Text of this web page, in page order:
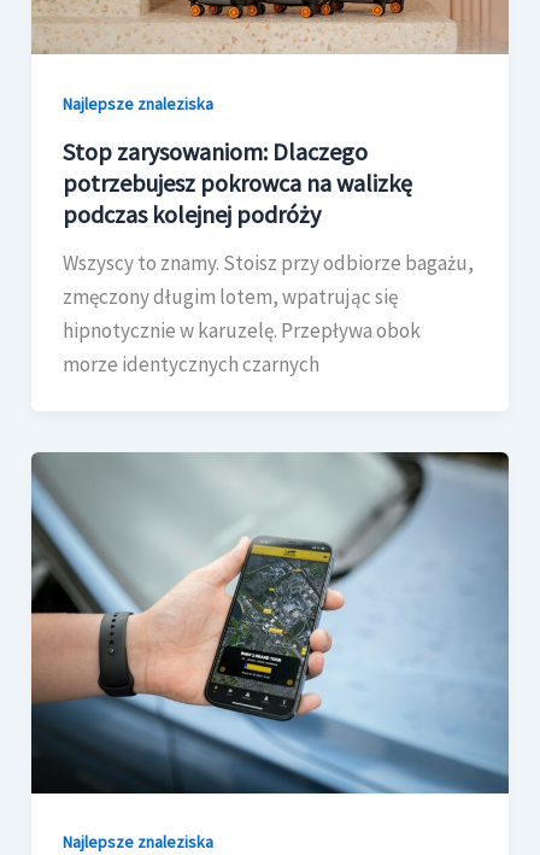
Najlepsze znaleziska
Stop zarysowaniom: Dlaczego
potrzebujesz pokrowca na walizkę
podczas kolejnej podróży
Wszyscy to znamy. Stoisz przy odbiorze bagażu,
zmęczony długim lotem, wpatrując się
hipnotycznie w karuzelę. Przepływa obok
morze identycznych czarnych
Najlepsze znaleziska